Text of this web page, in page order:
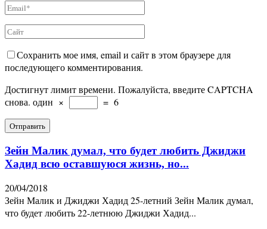
Сохранить мое имя, email и сайт в этом браузере для
последующего комментирования.
Достигнут лимит времени. Пожалуйста, введите CAPTCHA
снова. один × = 6
Зейн Малик думал, что будет любить Джиджи
Хадид всю оставшуюся жизнь, но...
20/04/2018
Зейн Малик и Джиджи Хадид 25-летний Зейн Малик думал,
что будет любить 22-летнюю Джиджи Хадид...